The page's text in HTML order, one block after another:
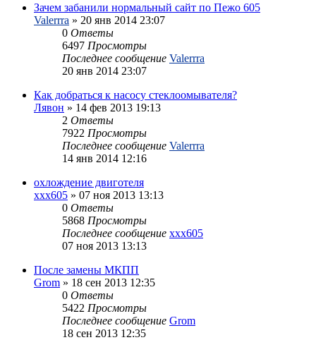
Зачем забанили нормальный сайт по Пежо 605
Valerrra » 20 янв 2014 23:07
0 Ответы
6497 Просмотры
Последнее сообщение Valerrra
20 янв 2014 23:07
Как добраться к насосу стеклоомывателя?
Лявон » 14 фев 2013 19:13
2 Ответы
7922 Просмотры
Последнее сообщение Valerrra
14 янв 2014 12:16
охлождение двиготеля
xxx605 » 07 ноя 2013 13:13
0 Ответы
5868 Просмотры
Последнее сообщение xxx605
07 ноя 2013 13:13
После замены МКПП
Grom » 18 сен 2013 12:35
0 Ответы
5422 Просмотры
Последнее сообщение Grom
18 сен 2013 12:35